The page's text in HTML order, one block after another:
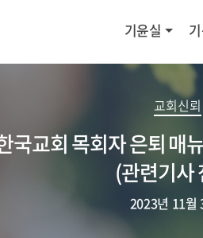
기윤실
교회신뢰
국교회 목회자 은퇴 매
(관련기사
2023년 11월